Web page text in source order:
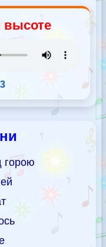
горою